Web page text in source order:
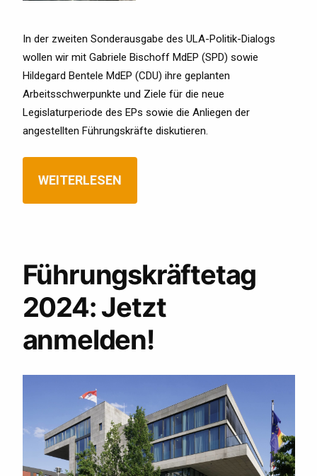
In der zweiten Sonderausgabe des ULA-Politik-Dialogs
wollen wir mit Gabriele Bischoff MdEP (SPD) sowie
Hildegard Bentele MdEP (CDU) ihre geplanten
Arbeitsschwerpunkte und Ziele für die neue
Legislaturperiode des EPs sowie die Anliegen der
angestellten Führungskräfte diskutieren.
WEITERLESEN
Führungskräftetag
2024: Jetzt
anmelden!